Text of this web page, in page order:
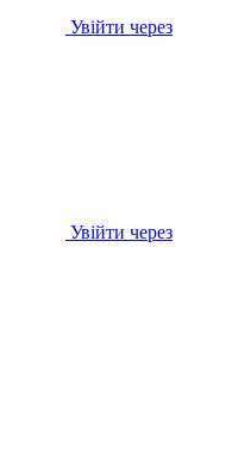
Увійти через
Увійти через